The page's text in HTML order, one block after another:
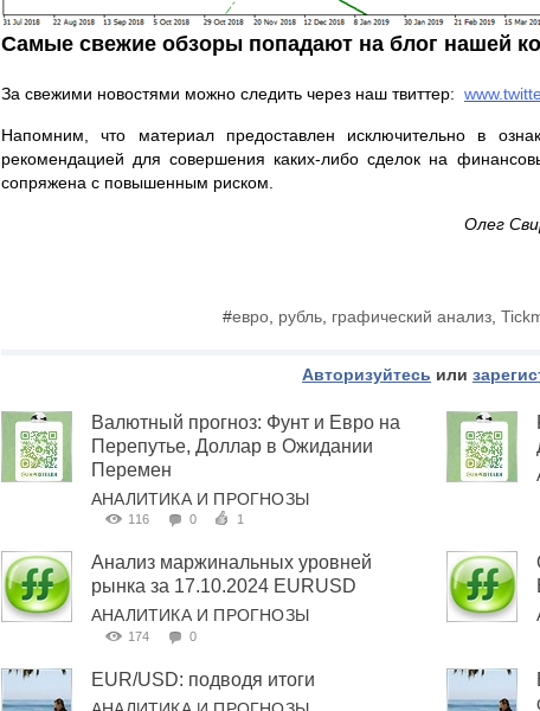
Самые свежие обзоры попадают на блог нашей
За свежими новостями можно следить через наш твиттер:
Напомним, что материал предоставлен исключительно в
рекомендацией для совершения каких-либо сделок на
сопряжена с повышенным риском.
Олег
#евро рубль графический анализ
Авторизуйтесь или
Валютный прогноз: Фунт и Евро на
Перепутье, Доллар в Ожидании
Перемен
АНАЛИТИКА И ПРОГНОЗЫ
116 0 1
Анализ маржинальных уровней
рынка за 17.10.2024 EURUSD
АНАЛИТИКА И ПРОГНОЗЫ
174 0
EUR/USD: подводя итоги